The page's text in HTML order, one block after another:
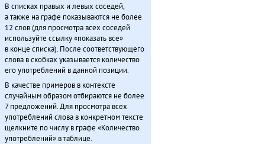
В списках правых и левых соседей,
а также на графе показываются не более
12 слов (для просмотра всех соседей
используйте ссылку «показать все»
в конце списка). После соответствующего
слова в скобках указывается количество
его употреблений в данной позиции.
В качестве примеров в контексте
случайным образом отбираются не более
7 предложений. Для просмотра всех
употреблений слова в конкретном тексте
щелкните по числу в графе «Количество
употреблений» в таблице.